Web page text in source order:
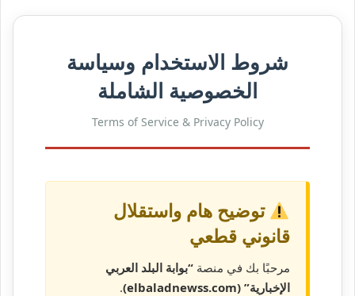
شروط الاستخدام وسياسة
الخصوصية الشاملة
Terms of Service & Privacy Policy
توضيح هام واستقلال
قانوني قطعي
مرحبًا بك في منصة “بوابة البلد العربي
الإخبارية” (elbaladnewss.com)
.